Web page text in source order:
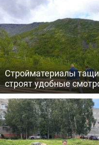
Стройматериалы
строят удобные